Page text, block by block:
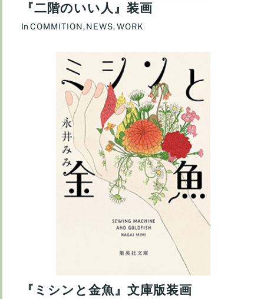
『二階のいい人』装画
InCOMMITION,NEWS,WORK
『ミシンと金魚』文庫版装画